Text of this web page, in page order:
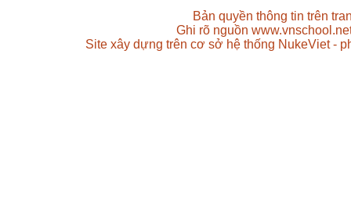
Bản quyền thông tin trên
Ghi rõ nguồn
Site xây dựng trên cơ sở hệ thống NukeViet -